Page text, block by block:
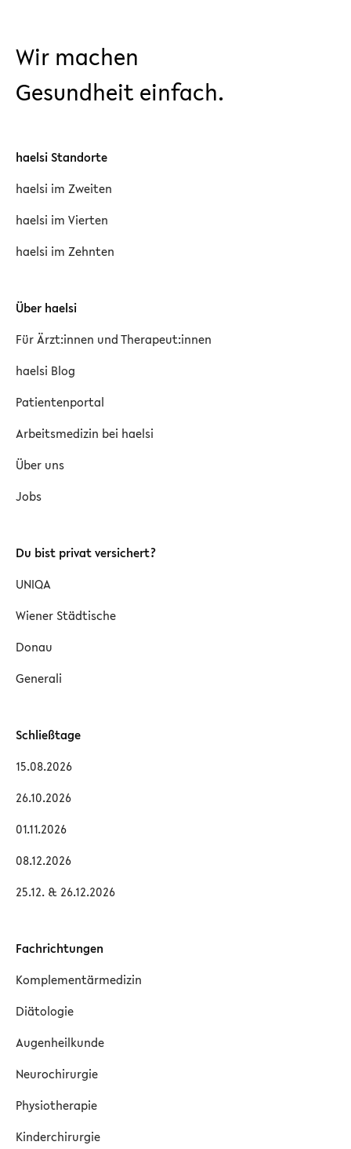
Wir machen
Gesundheit einfach.
haelsi Standorte
haelsi im Zweiten
haelsi im Vierten
haelsi im Zehnten
Über haelsi
Für Ärzt:innen und Therapeut:innen
haelsi Blog
Patientenportal
Arbeitsmedizin bei haelsi
Über uns
Jobs
Du bist privat versichert?
UNIQA
Wiener Städtische
Donau
Generali
Schließtage
15.08.2026
26.10.2026
01.11.2026
08.12.2026
25.12. & 26.12.2026
Fachrichtungen
Komplementärmedizin
Diätologie
Augenheilkunde
Neurochirurgie
Physiotherapie
Kinderchirurgie